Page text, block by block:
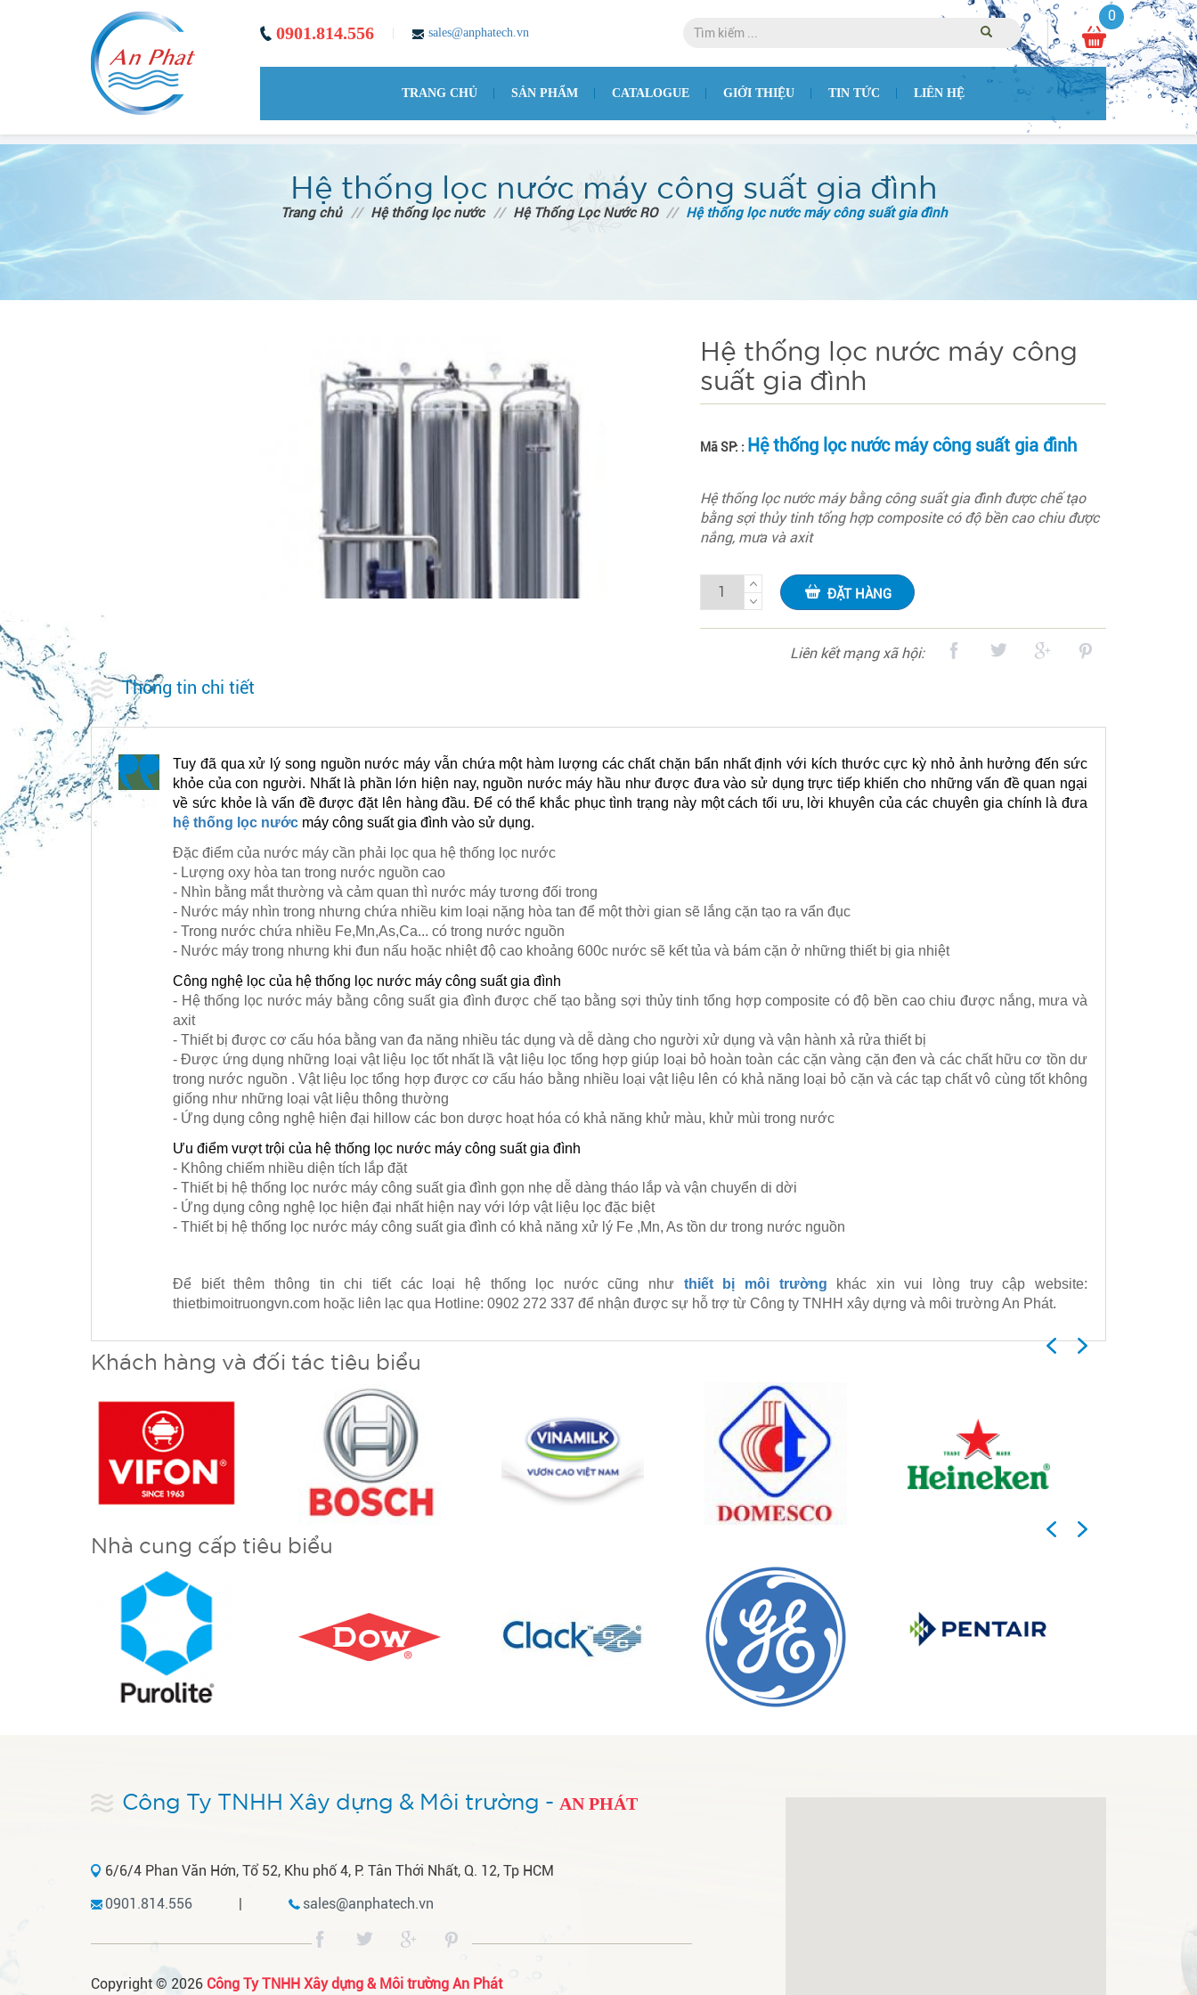
0901.814.556 sales@anphatech.vn
0
TRANG CHỦ SẢN PHẨM CATALOGUE GIỚI THIỆU TIN TỨC LIÊN HỆ
Hệ thống lọc nước máy công suất gia đình
Trang chủ // Hệ thống lọc nước // Hệ Thống Lọc Nước RO // Hệ thống lọc nước máy công suất gia đình
Hệ thống lọc nước máy công
suất gia đình
Mã SP: : Hệ thống lọc nước máy công suất gia đình
Hệ thống lọc nước máy bằng công suất gia đình được chế tạo
bằng sợi thủy tinh tổng hợp composite có độ bền cao chiu được
nắng, mưa và axit
ĐẶT HÀNG
Liên kết mạng xã hội:
Thông tin chi tiết
Tuy đã qua xử lý song nguồn nước máy vẫn chứa một hàm lượng các chất chặn bẩn nhất định với kích thước cực kỳ nhỏ ảnh hưởng đến sức
khỏe của con người. Nhất là phần lớn hiện nay, nguồn nước máy hầu như được đưa vào sử dụng trực tiếp khiến cho những vấn đề quan ngại
về sức khỏe là vấn đề được đặt lên hàng đầu. Để có thể khắc phục tình trạng này một cách tối ưu, lời khuyên của các chuyên gia chính là đưa
hệ thống lọc nước máy công suất gia đình vào sử dụng.
Đặc điểm của nước máy cần phải lọc qua hệ thống lọc nước
- Lượng oxy hòa tan trong nước nguồn cao
- Nhìn bằng mắt thường và cảm quan thì nước máy tương đối trong
- Nước máy nhìn trong nhưng chứa nhiều kim loại nặng hòa tan để một thời gian sẽ lắng cặn tạo ra vẩn đục
- Trong nước chứa nhiều Fe,Mn,As,Ca... có trong nước nguồn
- Nước máy trong nhưng khi đun nấu hoặc nhiệt độ cao khoảng 600c nước sẽ kết tủa và bám cặn ở những thiết bị gia nhiệt
Công nghệ lọc của hệ thống lọc nước máy công suất gia đình
- Hệ thống lọc nước máy bằng công suất gia đình được chế tạo bằng sợi thủy tinh tổng hợp composite có độ bền cao chiu được nắng, mưa và
axit
- Thiết bị được cơ cấu hóa bằng van đa năng nhiều tác dụng và dễ dàng cho người xử dụng và vận hành xả rửa thiết bị
- Được ứng dụng những loại vật liệu lọc tốt nhất lầ vật liệu lọc tổng hợp giúp loại bỏ hoàn toàn các cặn vàng cặn đen và các chất hữu cơ tồn dư
trong nước nguồn . Vật liệu lọc tổng hợp được cơ cấu háo bằng nhiều loại vật liệu lên có khả năng loại bỏ cặn và các tạp chất vô cùng tốt không
giống như những loại vật liệu thông thường
- Ứng dụng công nghệ hiện đại hillow các bon dược hoạt hóa có khả năng khử màu, khử mùi trong nước
Ưu điểm vượt trội của hệ thống lọc nước máy công suất gia đình
- Không chiếm nhiều diện tích lắp đặt
- Thiết bị hệ thống lọc nước máy công suất gia đình gọn nhẹ dễ dàng tháo lắp và vận chuyển di dời
- Ứng dụng công nghệ lọc hiện đại nhất hiện nay với lớp vật liệu lọc đặc biệt
- Thiết bị hệ thống lọc nước máy công suất gia đình có khả năng xử lý Fe ,Mn, As tồn dư trong nước nguồn
Để biết thêm thông tin chi tiết các loại hệ thống lọc nước cũng như thiết bị môi trường khác xin vui lòng truy cập website:
thietbimoitruongvn.com hoặc liên lạc qua Hotline: 0902 272 337 để nhận được sự hỗ trợ từ Công ty TNHH xây dựng và môi trường An Phát.
Khách hàng và đối tác tiêu biểu
Previous
Next
Nhà cung cấp tiêu biểu
Previous
Next
Công Ty TNHH Xây dựng & Môi trường - AN PHÁT
6/6/4 Phan Văn Hớn, Tổ 52, Khu phố 4, P. Tân Thới Nhất, Q. 12, Tp HCM
0901.814.556
| sales@anphatech.vn
Copyright © 2026 Công Ty TNHH Xây dựng & Môi trường An Phát